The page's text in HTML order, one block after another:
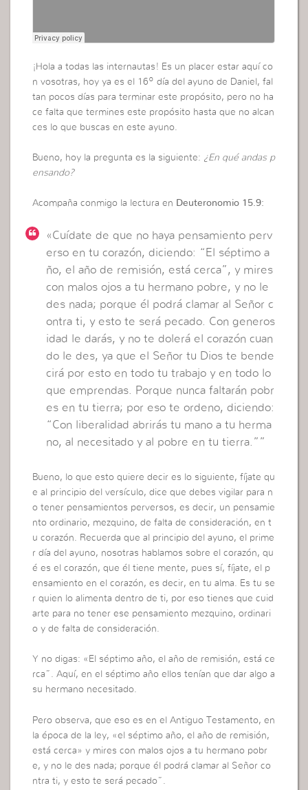
¡Hola a todas las internautas! Es un placer estar aquí co
n vosotras, hoy ya es el 16º día del ayuno de Daniel, fal
tan pocos días para terminar este propósito, pero no ha
ce falta que termines este propósito hasta que no alcan
ces lo que buscas en este ayuno.
Bueno, hoy la pregunta es la siguiente: ¿En qué andas p
ensando?
Acompaña conmigo la lectura en Deuteronomio 15.9:
«Cuídate de que no haya pensamiento perv
erso en tu corazón, diciendo: “El séptimo a
ño, el año de remisión, está cerca”, y mires
con malos ojos a tu hermano pobre, y no le
des nada; porque él podrá clamar al Señor c
ontra ti, y esto te será pecado. Con generos
idad le darás, y no te dolerá el corazón cuan
do le des, ya que el Señor tu Dios te bende
cirá por esto en todo tu trabajo y en todo lo
que emprendas. Porque nunca faltarán pobr
es en tu tierra; por eso te ordeno, diciendo:
“Con liberalidad abrirás tu mano a tu herma
no, al necesitado y al pobre en tu tierra.””
Bueno, lo que esto quiere decir es lo siguiente, fíjate qu
e al principio del versículo, dice que debes vigilar para n
o tener pensamientos perversos, es decir, un pensamie
nto ordinario, mezquino, de falta de consideración, en t
u corazón. Recuerda que al principio del ayuno, el prime
r día del ayuno, nosotras hablamos sobre el corazón, qu
é es el corazón, que él tiene mente, pues sí, fíjate, el p
ensamiento en el corazón, es decir, en tu alma. Es tu se
r quien lo alimenta dentro de ti, por eso tienes que cuid
arte para no tener ese pensamiento mezquino, ordinari
o y de falta de consideración.
Y no digas: «El séptimo año, el año de remisión, está ce
rca”. Aquí, en el séptimo año ellos tenían que dar algo a
su hermano necesitado.
Pero observa, que eso es en el Antiguo Testamento, en
la época de la ley, «el séptimo año, el año de remisión,
está cerca» y mires con malos ojos a tu hermano pobr
e, y no le des nada; porque él podrá clamar al Señor co
ntra ti, y esto te será pecado”.